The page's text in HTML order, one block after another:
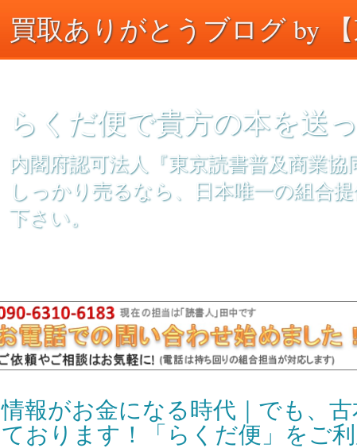
買取ありがとうブログ by 【
らくだ便で貴方の本を送
内閣府認可法人『東京読書普及商業協
しっかり売るなら、日本唯一の組合
下さい。
情報がお金になる時代｜でも、古
ております！「らくだ便」をご利